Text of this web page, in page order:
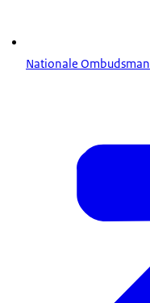
Nationale Ombudsman